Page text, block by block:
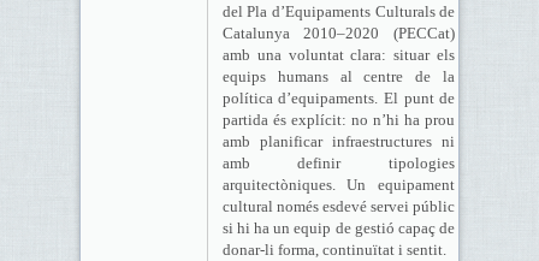
del Pla d’Equipaments Culturals de
Catalunya 2010–2020 (PECCat)
amb una voluntat clara: situar els
equips humans al centre de la
política d’equipaments. El punt de
partida és explícit: no n’hi ha prou
amb planificar infraestructures ni
amb definir tipologies
arquitectòniques. Un equipament
cultural només esdevé servei públic
si hi ha un equip de gestió capaç de
donar-li forma, continuïtat i sentit.